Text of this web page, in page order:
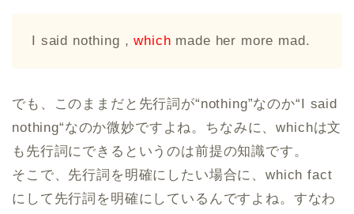
I said nothing ,which made her more mad.
でも、このままだと先行詞が“nothing”なのか“I said
nothing“なのか微妙ですよね。ちなみに、whichは文
も先行詞にできるというのは前提の知識です。
そこで、先行詞を明確にしたい場合に、which fact
にして先行詞を明確にしているんですよね。すなわ